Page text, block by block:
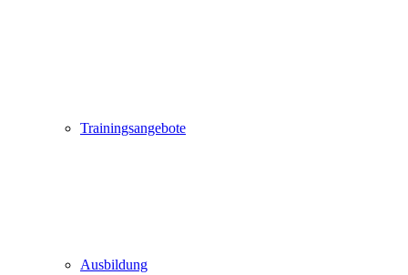
Trainingsangebote
Ausbildung